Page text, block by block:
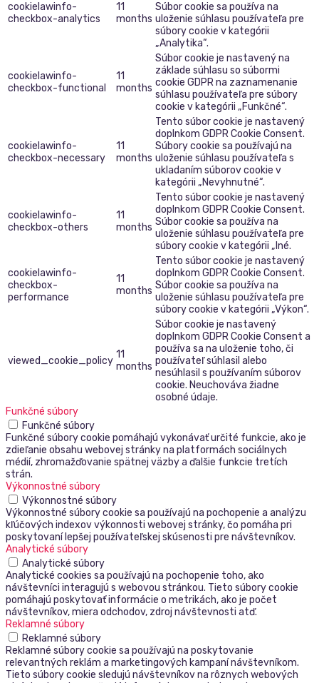
cookielawinfo-
checkbox-analytics
11
months
Súbor cookie sa používa na
uloženie súhlasu používateľa pre
súbory cookie v kategórii
„Analytika“.
cookielawinfo-
checkbox-functional
11
months
Súbor cookie je nastavený na
základe súhlasu so súbormi
cookie GDPR na zaznamenanie
súhlasu používateľa pre súbory
cookie v kategórii „Funkčné“.
cookielawinfo-
checkbox-necessary
11
months
Tento súbor cookie je nastavený
doplnkom GDPR Cookie Consent.
Súbory cookie sa používajú na
uloženie súhlasu používateľa s
ukladaním súborov cookie v
kategórii „Nevyhnutné“.
cookielawinfo-
checkbox-others
11
months
Tento súbor cookie je nastavený
doplnkom GDPR Cookie Consent.
Súbor cookie sa používa na
uloženie súhlasu používateľa pre
súbory cookie v kategórii „Iné.
cookielawinfo-
checkbox-
performance
11
months
Tento súbor cookie je nastavený
doplnkom GDPR Cookie Consent.
Súbor cookie sa používa na
uloženie súhlasu používateľa pre
súbory cookie v kategórii „Výkon“.
viewed_cookie_policy
11
months
Súbor cookie je nastavený
doplnkom GDPR Cookie Consent a
používa sa na uloženie toho, či
používateľ súhlasil alebo
nesúhlasil s používaním súborov
cookie. Neuchováva žiadne
osobné údaje.
Funkčné súbory
Funkčné súbory
Funkčné súbory cookie pomáhajú vykonávať určité funkcie, ako je
zdieľanie obsahu webovej stránky na platformách sociálnych
médií, zhromažďovanie spätnej väzby a ďalšie funkcie tretích
strán.
Výkonnostné súbory
Výkonnostné súbory
Výkonnostné súbory cookie sa používajú na pochopenie a analýzu
kľúčových indexov výkonnosti webovej stránky, čo pomáha pri
poskytovaní lepšej používateľskej skúsenosti pre návštevníkov.
Analytické súbory
Analytické súbory
Analytické cookies sa používajú na pochopenie toho, ako
návštevníci interagujú s webovou stránkou. Tieto súbory cookie
pomáhajú poskytovať informácie o metrikách, ako je počet
návštevníkov, miera odchodov, zdroj návštevnosti atď.
Reklamné súbory
Reklamné súbory
Reklamné súbory cookie sa používajú na poskytovanie
relevantných reklám a marketingových kampaní návštevníkom.
Tieto súbory cookie sledujú návštevníkov na rôznych webových